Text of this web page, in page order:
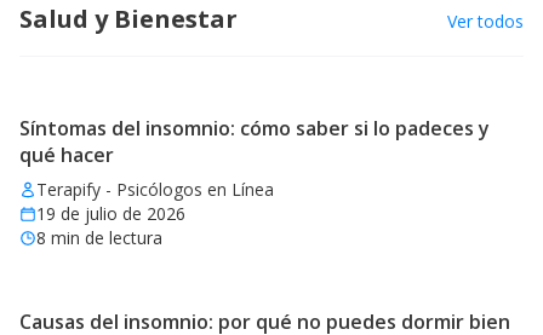
Salud y Bienestar Ver todos
Síntomas del insomnio: cómo saber si lo padeces y
qué hacer
Terapify - Psicólogos en Línea
19 de julio de 2026
8 min de lectura
Causas del insomnio: por qué no puedes dormir bien